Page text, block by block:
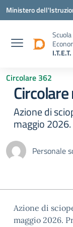
Vai ai contenuti
Vai al menu di
Vai al footer
Ministero
Circolare 362
Azione di
maggio
Personale
Azione di
maggio 2026.